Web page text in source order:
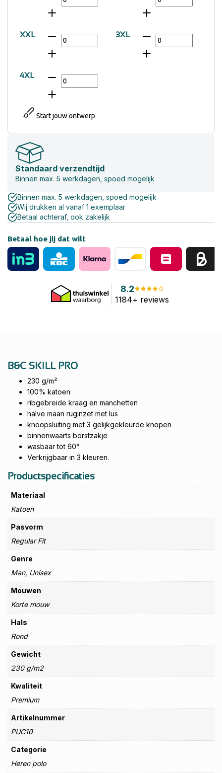
XXL 3XL
4XL
Start jouw ontwerp
Standaard verzendtijd
Binnen max. 5 werkdagen, spoed mogelijk
Binnen max. 5 werkdagen, spoed mogelijk
Wij drukken al vanaf 1 exemplaar
Betaal achteraf, ook zakelijk
Betaal hoe jij dat wilt
8.2
1184+ reviews
B&C SKILL PRO
230 g/m²
100% katoen
ribgebreide kraag en manchetten
halve maan ruginzet met lus
knoopsluiting met 3 gelijkgekleurde knopen
binnenwaarts borstzakje
wasbaar tot 60°.
Verkrijgbaar in 3 kleuren.
Productspecificaties
Materiaal
Katoen
Pasvorm
Regular Fit
Genre
Man, Unisex
Mouwen
Korte mouw
Hals
Rond
Gewicht
230 g/m2
Kwaliteit
Premium
Artikelnummer
PUC10
Categorie
Heren polo